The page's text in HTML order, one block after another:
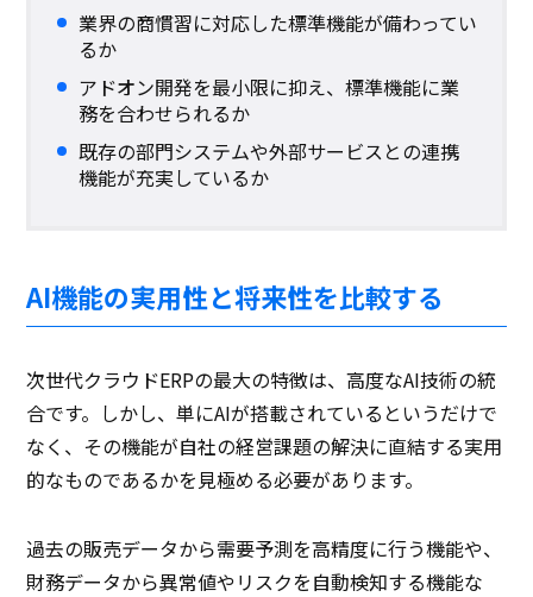
業界の商慣習に対応した標準機能が備わってい
るか
アドオン開発を最小限に抑え、標準機能に業
務を合わせられるか
既存の部門システムや外部サービスとの連携
機能が充実しているか
AI機能の実用性と将来性を比較する
次世代クラウドERPの最大の特徴は、高度なAI技術の統
合です。しかし、単にAIが搭載されているというだけで
なく、その機能が自社の経営課題の解決に直結する実用
的なものであるかを見極める必要があります。
過去の販売データから需要予測を高精度に行う機能や、
財務データから異常値やリスクを自動検知する機能な